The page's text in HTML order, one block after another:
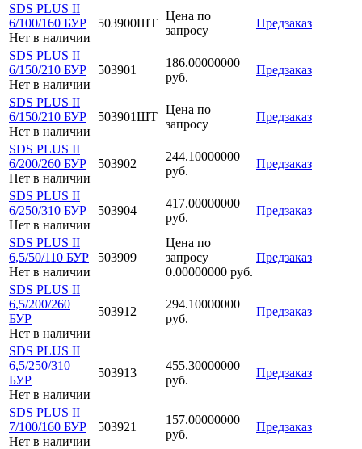
SDS PLUS II
6/100/160 БУР
Нет в наличии
503900ШТ
Цена по
запросу
Предзаказ
SDS PLUS II
6/150/210 БУР
Нет в наличии
503901
186.00000000
руб.
Предзаказ
SDS PLUS II
6/150/210 БУР
Нет в наличии
503901ШТ
Цена по
запросу
Предзаказ
SDS PLUS II
6/200/260 БУР
Нет в наличии
503902
244.10000000
руб.
Предзаказ
SDS PLUS II
6/250/310 БУР
Нет в наличии
503904
417.00000000
руб.
Предзаказ
SDS PLUS II
6,5/50/110 БУР
Нет в наличии
503909
Цена по
запросу
0.00000000 руб.
Предзаказ
SDS PLUS II
6,5/200/260
БУР
Нет в наличии
503912
294.10000000
руб.
Предзаказ
SDS PLUS II
6,5/250/310
БУР
Нет в наличии
503913
455.30000000
руб.
Предзаказ
SDS PLUS II
7/100/160 БУР
Нет в наличии
503921
157.00000000
руб.
Предзаказ